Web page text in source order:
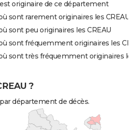
originaire de ce département
sont rarement originaires les CREAU
sont peu originaires les CREAU
sont fréquemment originaires les
sont très fréquemment originaires
?
département de décès.